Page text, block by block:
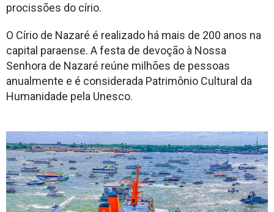
procissões do círio.
O Círio de Nazaré é realizado há mais de 200 anos na
capital paraense. A festa de devoção à Nossa
Senhora de Nazaré reúne milhões de pessoas
anualmente e é considerada Patrimônio Cultural da
Humanidade pela Unesco.